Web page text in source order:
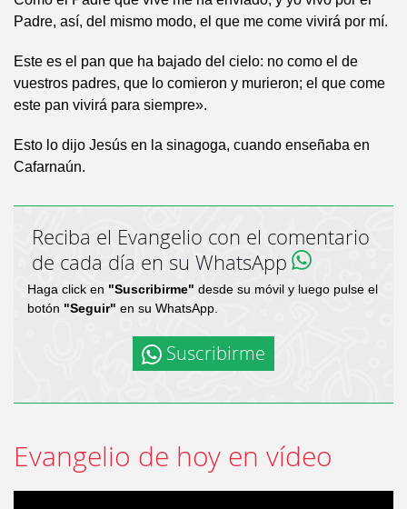
Padre, así, del mismo modo, el que me come vivirá por mí.
Este es el pan que ha bajado del cielo: no como el de
vuestros padres, que lo comieron y murieron; el que come
este pan vivirá para siempre».
Esto lo dijo Jesús en la sinagoga, cuando enseñaba en
Cafarnaún.
Reciba el Evangelio con el comentario
de cada día en su WhatsApp
Haga click en "Suscribirme" desde su móvil y luego pulse el
botón "Seguir" en su WhatsApp.
Suscribirme
Evangelio de hoy en vídeo